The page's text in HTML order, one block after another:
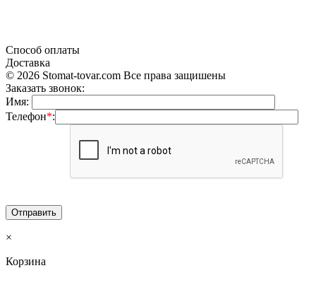
Способ оплаты
Доставка
© 2026 Stomat-tovar.com Все права защишены
Заказать звонок:
Имя:
Телефон*:
×
Корзина